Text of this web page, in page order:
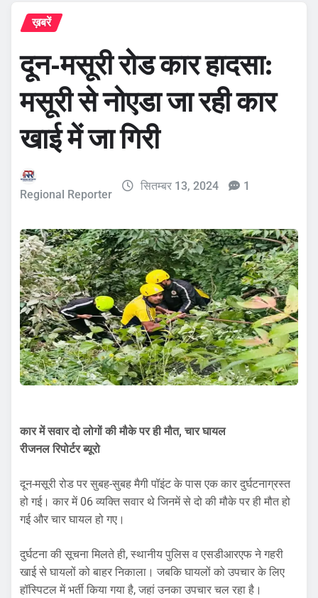
ख़बरें
दून-मसूरी रोड कार हादसा:
मसूरी से नोएडा जा रही कार
खाई में जा गिरी
Regional Reporter
सितम्बर 13, 2024 1
कार में सवार दो लोगों की मौके पर ही मौत, चार घायल
रीजनल रिपोर्टर ब्यूरो
दून-मसूरी रोड पर सुबह-सुबह मैगी पॉइंट के पास एक कार दुर्घटनाग्रस्त
हो गई। कार में 06 व्यक्ति सवार थे जिनमें से दो की मौके पर ही मौत हो
गई और चार घायल हो गए।
दुर्घटना की सूचना मिलते ही, स्थानीय पुलिस व एसडीआरएफ ने गहरी
खाई से घायलों को बाहर निकाला। जबकि घायलों को उपचार के लिए
हॉस्पिटल में भर्ती किया गया है, जहां उनका उपचार चल रहा है।